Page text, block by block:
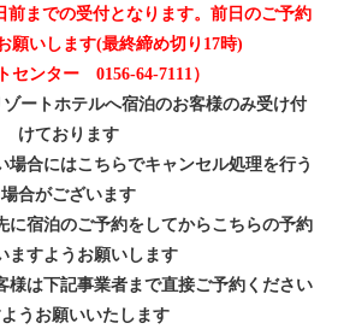
までの受付となります。前日のご予約
願いします(最終締め切り17時)
センター 0156-64-7111）
ートホテルへ宿泊のお客様のみ受け付
けております
場合にはこちらでキャンセル処理を行う
場合がございます
に宿泊のご予約をしてからこちらの予約
ますようお願いします
様は下記事業者まで直接ご予約ください
ようお願いいたします